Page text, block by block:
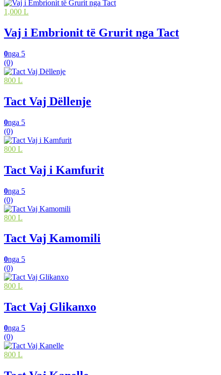
1,000 L
Vaj i Embrionit të Grurit nga Tact
0nga 5
(0)
800 L
Tact Vaj Dëllenje
0nga 5
(0)
800 L
Tact Vaj i Kamfurit
0nga 5
(0)
800 L
Tact Vaj Kamomili
0nga 5
(0)
800 L
Tact Vaj Glikanxo
0nga 5
(0)
800 L